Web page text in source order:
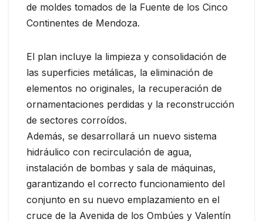
de moldes tomados de la Fuente de los Cinco
Continentes de Mendoza.
El plan incluye la limpieza y consolidación de
las superficies metálicas, la eliminación de
elementos no originales, la recuperación de
ornamentaciones perdidas y la reconstrucción
de sectores corroídos.
Además, se desarrollará un nuevo sistema
hidráulico con recirculación de agua,
instalación de bombas y sala de máquinas,
garantizando el correcto funcionamiento del
conjunto en su nuevo emplazamiento en el
cruce de la Avenida de los Ombúes y Valentín